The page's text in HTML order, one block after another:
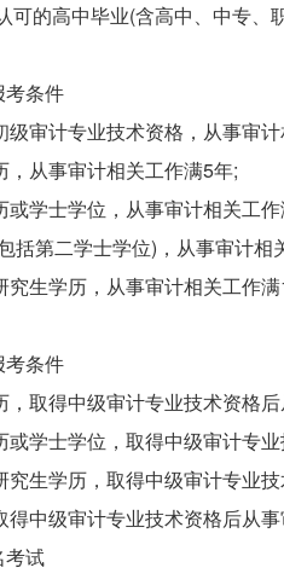
可的高中毕业(含高中、中专
考条件
级审计专业技术资格，从事审
，从事审计相关工作满5年;
或学士学位，从事审计相关工
括第二学士学位)，从事审计相
究生学历，从事审计相关工作
考条件
，取得中级审计专业技术资格
或学士学位，取得中级审计专
究生学历，取得中级审计专业
中级审计专业技术资格后从事
考试